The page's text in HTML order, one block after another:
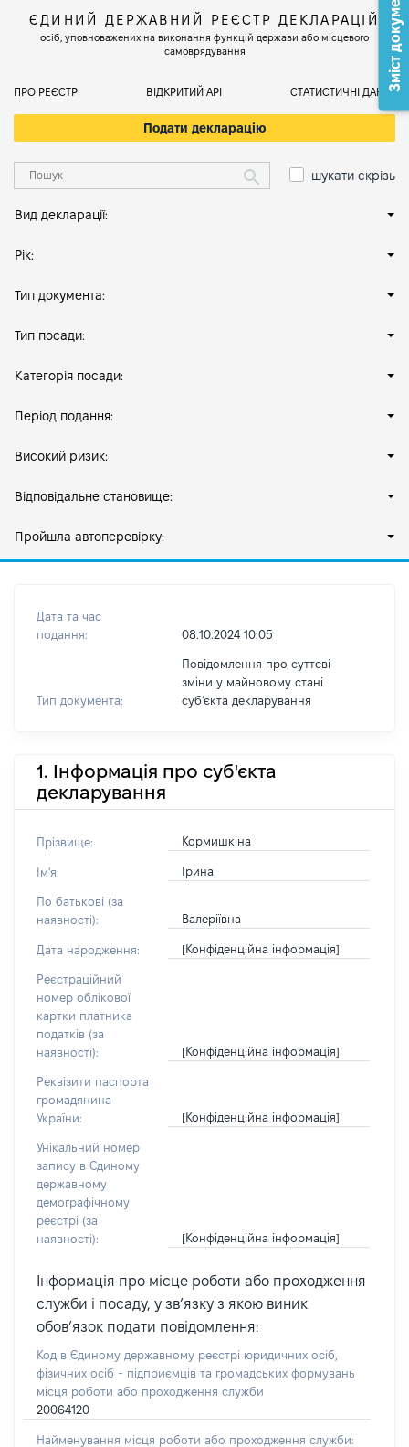
ЄДИНИЙ ДЕРЖАВНИЙ РЕЄСТР ДЕКЛАРАЦІЙ
осіб, уповноважених на виконання функцій держави або місцевого
самоврядування
ПРО РЕЄСТР ВІДКРИТИЙ АРІ СТАТИСТИЧНІ ДАНІ
Подати декларацію
шукати скрізь
Вид декларації:
Рік:
Тип документа:
Тип посади:
Категорія посади:
Період подання:
Високий ризик:
Відповідальне становище:
Пройшла автоперевірку:
Дата та час
подання:
08.10.2024 10:05
Тип документа:
Повідомлення про суттєві
зміни у майновому стані
субʼєкта декларування
1. Інформація про суб'єкта
декларування
Прізвище: Кормишкіна
Ім'я: Ірина
По батькові (за
наявності):
Валеріївна
Дата народження: [Конфіденційна інформація]
Реєстраційний
номер облікової
картки платника
податків (за
наявності):
[Конфіденційна інформація]
Реквізити паспорта
громадянина
України:
[Конфіденційна інформація]
Унікальний номер
запису в Єдиному
державному
демографічному
реєстрі (за
наявності):
[Конфіденційна інформація]
Інформація про місце роботи або проходження
служби і посаду, у зв’язку з якою виник
обов’язок подати повідомлення:
Код в Єдиному державному реєстрі юридичних осіб,
фізичних осіб - підприємців та громадських формувань
місця роботи або проходження служби
20064120
Найменування місця роботи або проходження служби:
Зміст документа